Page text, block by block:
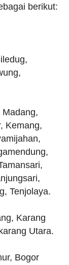
berikut:
Kemang,
Tenjolaya.
Karang
Utara.
Bogor